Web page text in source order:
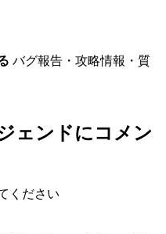
バグ報告・攻略情報・質
ェンドにコメン
ください